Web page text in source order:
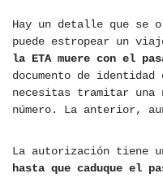
Hay un detalle que se
puede estropear un
la ETA muere con el
documento de
necesitas tramitar una
número. La anterior,
La autorización tiene
hasta que caduque el